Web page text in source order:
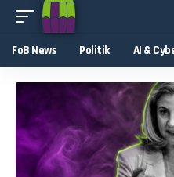
FoB News Politik AI &